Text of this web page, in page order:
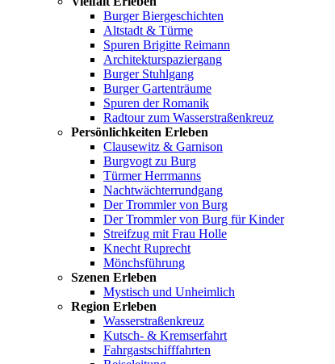
Burger Biergeschichten
Altstadt & Türme
Spuren Brigitte Reimann
Architekturspaziergang
Burger Stuhlgang
Burger Gartenträume
Spuren der Romanik
Radtour zum Wasserstraßenkreuz
Persönlichkeiten Erleben
Clausewitz & Garnison
Burgvogt zu Burg
Türmer Herrmanns
Nachtwächterrundgang
Der Trommler von Burg
Der Trommler von Burg für Kinder
Streifzug mit Frau Holle
Knecht Ruprecht
Mönchsführung
Szenen Erleben
Mystisch und Unheimlich
Region Erleben
Wasserstraßenkreuz
Kutsch- & Kremserfahrt
Fahrgastschifffahrten